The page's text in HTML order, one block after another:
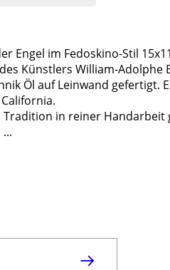
Engel im Fedoskino-Stil
Künstlers William-Adolphe
Öl auf Leinwand gefertigt.
in reiner Handarbeit